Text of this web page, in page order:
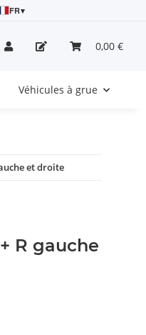
FR▾
0,00 €
Véhicules à grue
et droite
R gauche